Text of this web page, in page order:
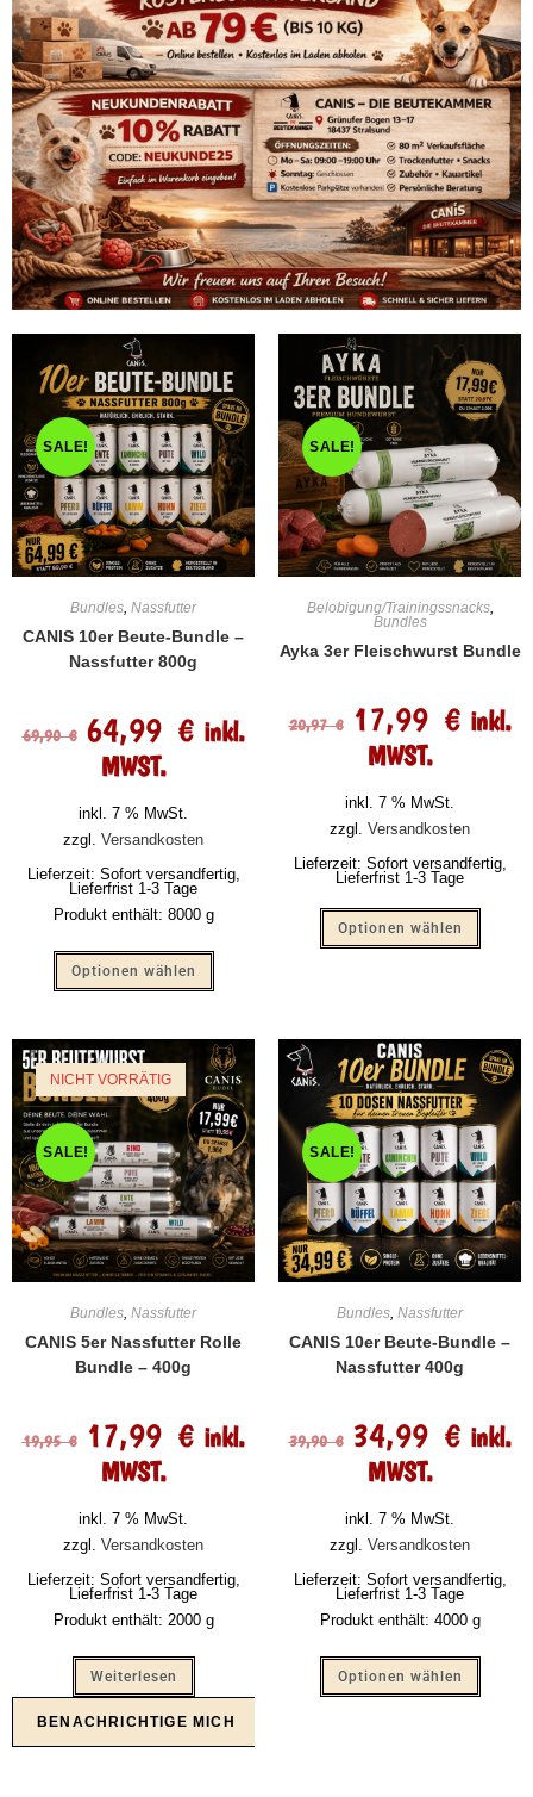
SALE!
Bundles, Nassfutter
CANIS 10er Beute-Bundle –
Nassfutter 800g
69,90€ 64,99 € inkl.
MWST.
inkl. 7 % MwSt.
zzgl. Versandkosten
Lieferzeit: Sofort versandfertig,
Lieferfrist 1-3 Tage
Produkt enthält: 8000 g
Optionen wählen
SALE!
Belobigung/Trainingssnacks,
Bundles
Ayka 3er Fleischwurst Bundle
20,97€ 17,99 € inkl.
MWST.
inkl. 7 % MwSt.
zzgl. Versandkosten
Lieferzeit: Sofort versandfertig,
Lieferfrist 1-3 Tage
Optionen wählen
NICHT VORRÄTIG
SALE!
Bundles, Nassfutter
CANIS 5er Nassfutter Rolle
Bundle – 400g
19,95€ 17,99 € inkl.
MWST.
inkl. 7 % MwSt.
zzgl. Versandkosten
Lieferzeit: Sofort versandfertig,
Lieferfrist 1-3 Tage
Produkt enthält: 2000 g
Weiterlesen
SALE!
Bundles, Nassfutter
CANIS 10er Beute-Bundle –
Nassfutter 400g
39,90€ 34,99 € inkl.
MWST.
inkl. 7 % MwSt.
zzgl. Versandkosten
Lieferzeit: Sofort versandfertig,
Lieferfrist 1-3 Tage
Produkt enthält: 4000 g
Optionen wählen